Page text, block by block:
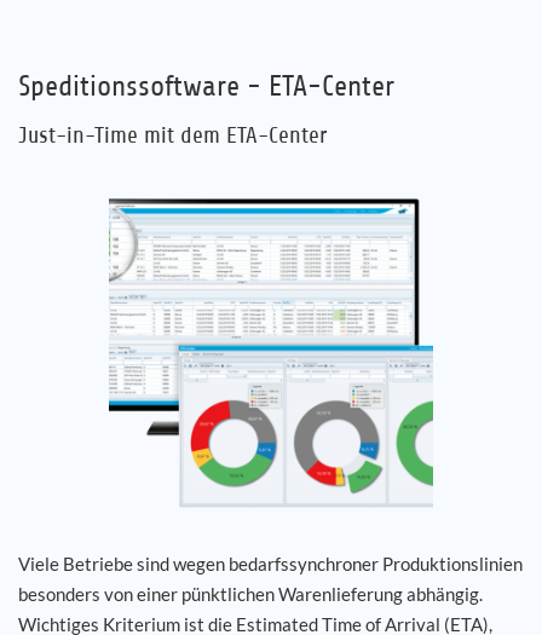
Speditionssoftware - ETA-Center
Just-in-Time mit dem ETA-Center
Viele Betriebe sind wegen bedarfssynchroner Produktionslinien
besonders von einer pünktlichen Warenlieferung abhängig.
Wichtiges Kriterium ist die Estimated Time of Arrival (ETA),